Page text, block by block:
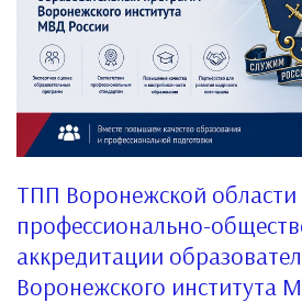
ТПП Воронежской области
профессионально-
аккредитации
Воронежского института